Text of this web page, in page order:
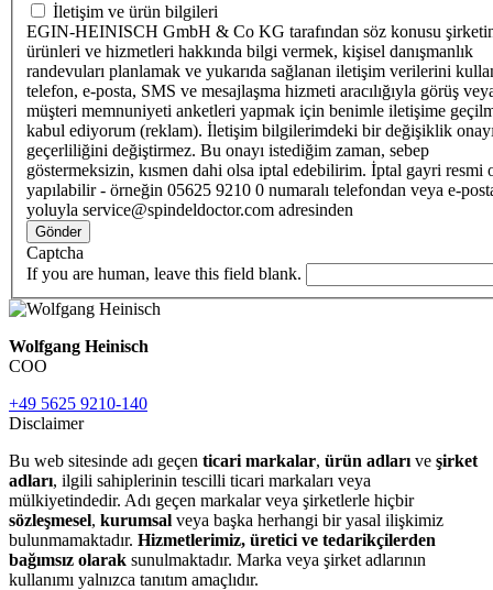
İletişim ve ürün bilgileri
EGIN-HEINISCH GmbH & Co KG tarafından söz konusu
ürünleri ve hizmetleri hakkında bilgi vermek, kişisel danışmanlık
randevuları planlamak ve yukarıda sağlanan iletişim verilerini
telefon, e-posta, SMS ve mesajlaşma hizmeti aracılığıyla görüş
müşteri memnuniyeti anketleri yapmak için benimle iletişime
kabul ediyorum (reklam). İletişim bilgilerimdeki bir değişiklik
geçerliliğini değiştirmez. Bu onayı istediğim zaman, sebep
göstermeksizin, kısmen dahi olsa iptal edebilirim. İptal gayri resmi
yapılabilir - örneğin 05625 9210 0 numaralı telefondan veya e-
yoluyla service@spindeldoctor.com adresinden
Gönder
Captcha
If you are human, leave this field blank.
Wolfgang Heinisch
COO
+49 5625 9210-140
Disclaimer
Bu web sitesinde adı geçen ticari markalar, ürün adları ve şirket
adları, ilgili sahiplerinin tescilli ticari markaları veya
mülkiyetindedir. Adı geçen markalar veya şirketlerle hiçbir
sözleşmesel, kurumsal veya başka herhangi bir yasal ilişkimiz
bulunmamaktadır. Hizmetlerimiz, üretici ve tedarikçilerden
bağımsız olarak sunulmaktadır. Marka veya şirket adlarının
kullanımı yalnızca tanıtım amaçlıdır.